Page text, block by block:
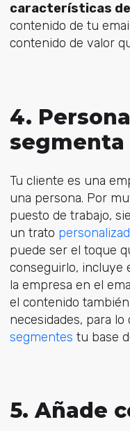
características
contenido de tu
contenido de valor
4.
segmenta
Tu cliente es una
una persona. Por
puesto de trabajo,
un trato
puede ser el toque
conseguirlo, incluye
la empresa en el
el contenido
necesidades, para
segmentes tu base
5. Añade